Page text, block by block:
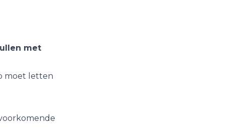
met
moet letten